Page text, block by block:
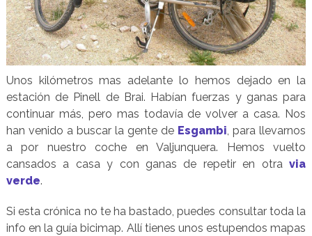
Unos kilómetros mas adelante lo hemos dejado en la
estación de Pinell de Brai. Habían fuerzas y ganas para
continuar más, pero mas todavía de volver a casa. Nos
han venido a buscar la gente de Esgambi, para llevarnos
a por nuestro coche en Valjunquera. Hemos vuelto
cansados a casa y con ganas de repetir en otravia
verde.
Si esta crónica no te ha bastado, puedes consultar toda la
info en la guía bicimap. Allí tienes unos estupendos mapas